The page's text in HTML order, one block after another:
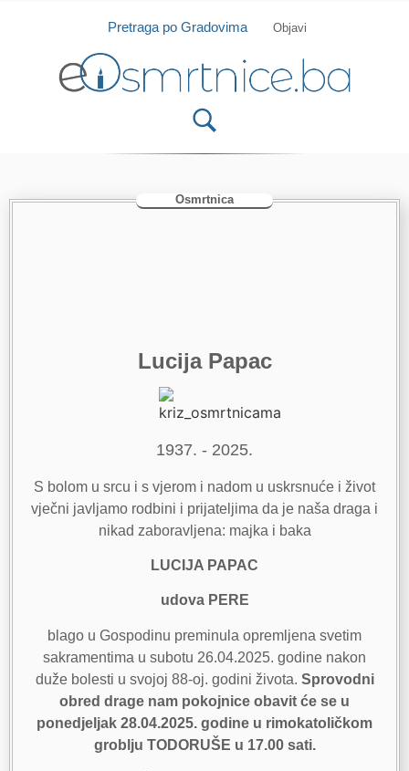
Isprobajte našu Android i IOS aplikaciju
Pretraga po Gradovima Objavi
Osmrtnica
Lucija Papac
1937. - 2025.
S bolom u srcu i s vjerom i nadom u uskrsnuće i život
vječni javljamo rodbini i prijateljima da je naša draga i
nikad zaboravljena: majka i baka
LUCIJA PAPAC
udova PERE
blago u Gospodinu preminula opremljena svetim
sakramentima u subotu 26.04.2025. godine nakon
duže bolesti u svojoj 88-oj. godini života. Sprovodni
obred drage nam pokojnice obavit će se u
ponedjeljak 28.04.2025. godine u rimokatoličkom
groblju TODORUŠE u 17.00 sati.